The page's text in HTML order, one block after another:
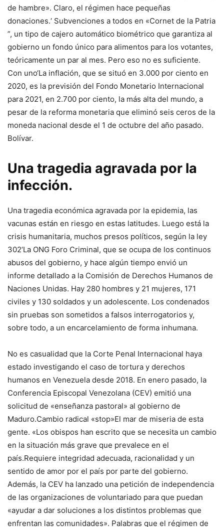
de hambre». Claro, el régimen hace pequeñas
donaciones.‘ Subvenciones a todos en «Cornet de la Patria
”, un tipo de cajero automático biométrico que garantiza al
gobierno un fondo único para alimentos para los votantes,
teóricamente un par al mes. Pero eso no es suficiente.
Con uno‘La inflación, que se situó en 3.000 por ciento en
2020, es la previsión del Fondo Monetario Internacional
para 2021, en 2.700 por ciento, la más alta del mundo, a
pesar de la reforma monetaria que eliminó seis ceros de la
moneda nacional desde el 1 de octubre del año pasado.
Bolívar.
Una tragedia agravada por la
infección.
Una tragedia económica agravada por la epidemia, las
vacunas están en riesgo en estas latitudes. Luego está la
crisis humanitaria, muchos presos políticos, según la ley
302‘La ONG Foro Criminal, que se ocupa de los continuos
abusos del gobierno, y hace algún tiempo envió un
informe detallado a la Comisión de Derechos Humanos de
Naciones Unidas. Hay 280 hombres y 21 mujeres, 171
civiles y 130 soldados y un adolescente. Los condenados
sin pruebas son sometidos a falsos interrogatorios y,
sobre todo, a un encarcelamiento de forma inhumana.
No es casualidad que la Corte Penal Internacional haya
estado investigando el caso de tortura y derechos
humanos en Venezuela desde 2018. En enero pasado, la
Conferencia Episcopal Venezolana (CEV) emitió una
solicitud de «enseñanza pastoral» al gobierno de
Maduro.Cambio radical «stop»El mar de miseria de esta
gente. «Los obispos han escrito que se necesita un cambio
en la situación más grave que prevalece en el
país.Requiere integridad adecuada, racionalidad y un
sentido de amor por el país por parte del gobierno.
Además, la CEV ha lanzado una petición de independencia
de las organizaciones de voluntariado para que puedan
«ayudar a dar soluciones a los distintos problemas que
enfrentan las comunidades». Palabras que el régimen de